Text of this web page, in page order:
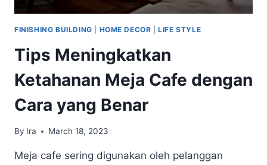
FINISHING BUILDING HOME DECOR |LIFE STYLE
Tips Meningkatkan
Ketahanan Meja Cafe dengan
Cara yang Benar
By Ira March 18, 2023
Meja cafe sering digunakan oleh pelanggan